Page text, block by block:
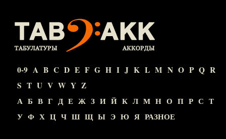
0-9 A B C D E F G H I J K L M N O P Q R
S T U V W Y Z
А Б В Г Д Е Ж З И Й К Л М Н О П Р С Т
У Ф Х Ц Ч Ш Щ Ы Э Ю Я РАЗНОЕ